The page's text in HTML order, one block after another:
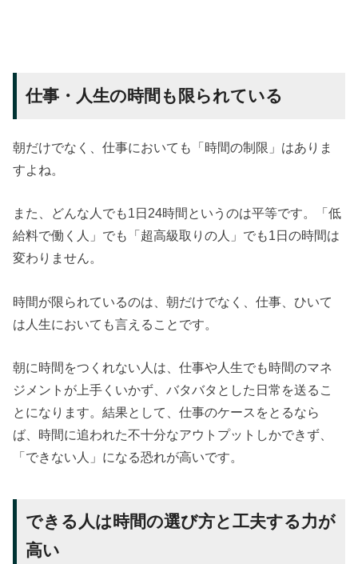
仕事・人生の時間も限られている
朝だけでなく、仕事においても「時間の制限」はありま
すよね。
また、どんな人でも1日24時間というのは平等です。「低
給料で働く人」でも「超高級取りの人」でも1日の時間は
変わりません。
時間が限られているのは、朝だけでなく、仕事、ひいて
は人生においても言えることです。
朝に時間をつくれない人は、仕事や人生でも時間のマネ
ジメントが上手くいかず、バタバタとした日常を送るこ
とになります。結果として、仕事のケースをとるなら
ば、時間に追われた不十分なアウトプットしかできず、
「できない人」になる恐れが高いです。
できる人は時間の選び方と工夫する力が
高い